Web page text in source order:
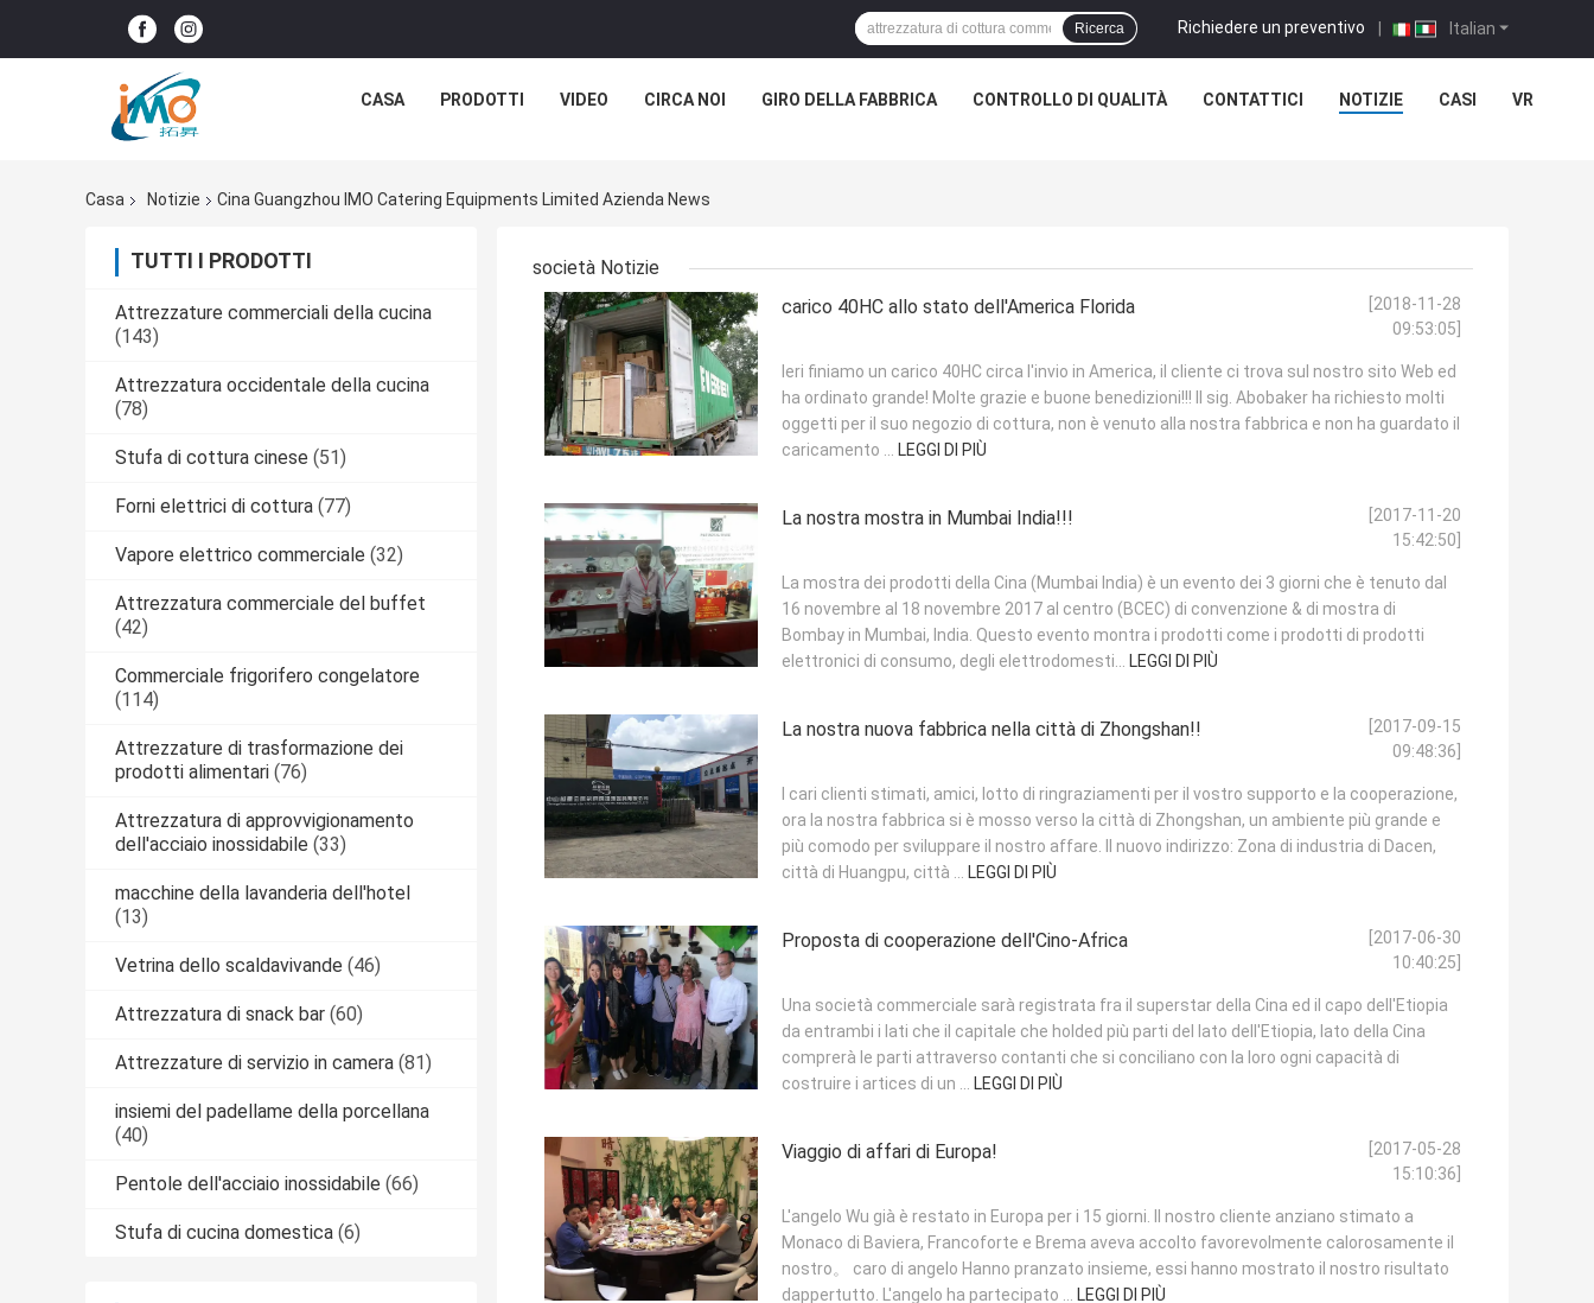
Italian
Richiedere un preventivo |
Ricerca
CASA PRODOTTI VIDEO CIRCA NOI GIRO DELLA FABBRICA CONTROLLO DI QUALITÀ CONTATTICI NOTIZIE CASI VR
Casa Notizie Cina Guangzhou IMO Catering Equipments Limited Azienda News
TUTTI I PRODOTTI
Attrezzature commerciali della cucina
(143)
Attrezzatura occidentale della cucina
(78)
Stufa di cottura cinese (51)
Forni elettrici di cottura (77)
Vapore elettrico commerciale (32)
Attrezzatura commerciale del buffet
(42)
Commerciale frigorifero congelatore
(114)
Attrezzature di trasformazione dei
prodotti alimentari (76)
Attrezzatura di approvvigionamento
dell'acciaio inossidabile (33)
macchine della lavanderia dell'hotel
(13)
Vetrina dello scaldavivande (46)
Attrezzatura di snack bar (60)
Attrezzature di servizio in camera (81)
insiemi del padellame della porcellana
(40)
Pentole dell'acciaio inossidabile (66)
Stufa di cucina domestica (6)
società Notizie
carico 40HC allo stato dell'America Florida
[2018-11-28
09:53:05]
Ieri finiamo un carico 40HC circa l'invio in America, il cliente ci trova sul nostro sito Web ed
ha ordinato grande! Molte grazie e buone benedizioni!!! Il sig. Abobaker ha richiesto molti
oggetti per il suo negozio di cottura, non è venuto alla nostra fabbrica e non ha guardato il
caricamento ... LEGGI DI PIÙ
La nostra mostra in Mumbai India!!!
[2017-11-20
15:42:50]
La mostra dei prodotti della Cina (Mumbai India) è un evento dei 3 giorni che è tenuto dal
16 novembre al 18 novembre 2017 al centro (BCEC) di convenzione & di mostra di
Bombay in Mumbai, India. Questo evento montra i prodotti come i prodotti di prodotti
elettronici di consumo, degli elettrodomesti... LEGGI DI PIÙ
La nostra nuova fabbrica nella città di Zhongshan!!
[2017-09-15
09:48:36]
I cari clienti stimati, amici, lotto di ringraziamenti per il vostro supporto e la cooperazione,
ora la nostra fabbrica si è mosso verso la città di Zhongshan, un ambiente più grande e
più comodo per sviluppare il nostro affare. Il nuovo indirizzo: Zona di industria di Dacen,
città di Huangpu, città ... LEGGI DI PIÙ
Proposta di cooperazione dell'Cino-Africa
[2017-06-30
10:40:25]
Una società commerciale sarà registrata fra il superstar della Cina ed il capo dell'Etiopia
da entrambi i lati che il capitale che holded più parti del lato dell'Etiopia, lato della Cina
comprerà le parti attraverso contanti che si conciliano con la loro ogni capacità di
costruire i artices di un ... LEGGI DI PIÙ
Viaggio di affari di Europa!
[2017-05-28
15:10:36]
L'angelo Wu già è restato in Europa per i 15 giorni. Il nostro cliente anziano stimato a
Monaco di Baviera, Francoforte e Brema aveva accolto favorevolmente calorosamente il
nostro。 caro di angelo Hanno pranzato insieme, essi hanno mostrato il nostro risultato
dappertutto. L'angelo ha partecipato ... LEGGI DI PIÙ